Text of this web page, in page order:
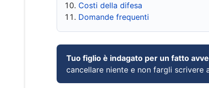
Costi della difesa
Domande frequenti
Tuo figlio è indagato per un fatto
cancellare niente e non fargli scrivere